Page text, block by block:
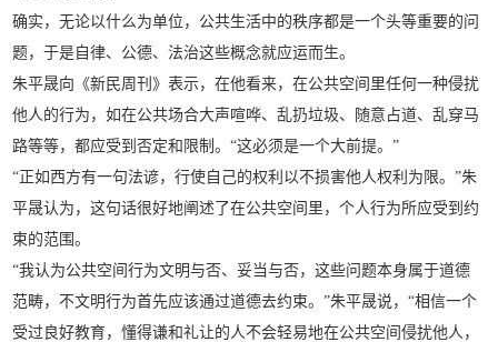
确实，无论以什么为单位，公共生活中的秩序都是一个头等重要的问
题，于是自律、公德、法治这些概念就应运而生。
朱平晟向《新民周刊》表示，在他看来，在公共空间里任何一种侵扰
他人的行为，如在公共场合大声喧哗、乱扔垃圾、随意占道、乱穿马
路等等，都应受到否定和限制。“这必须是一个大前提。”
“正如西方有一句法谚，行使自己的权利以不损害他人权利为限。”朱
平晟认为，这句话很好地阐述了在公共空间里，个人行为所应受到约
束的范围。
“我认为公共空间行为文明与否、妥当与否，这些问题本身属于道德
范畴，不文明行为首先应该通过道德去约束。”朱平晟说，“相信一个
受过良好教育，懂得谦和礼让的人不会轻易地在公共空间侵扰他人，